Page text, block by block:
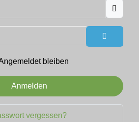
Passwort
bleiben
Anmelden
vergessen?